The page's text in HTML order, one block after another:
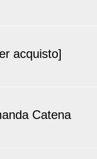
acquisto]
Catena